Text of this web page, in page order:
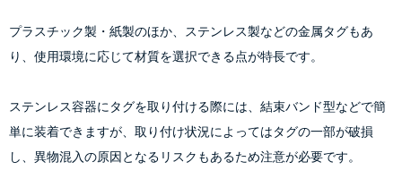
プラスチック製・紙製のほか、ステンレス製などの金属タグもあ
り、使用環境に応じて材質を選択できる点が特長です。
ステンレス容器にタグを取り付ける際には、結束バンド型などで簡
単に装着できますが、取り付け状況によってはタグの一部が破損
し、異物混入の原因となるリスクもあるため注意が必要です。